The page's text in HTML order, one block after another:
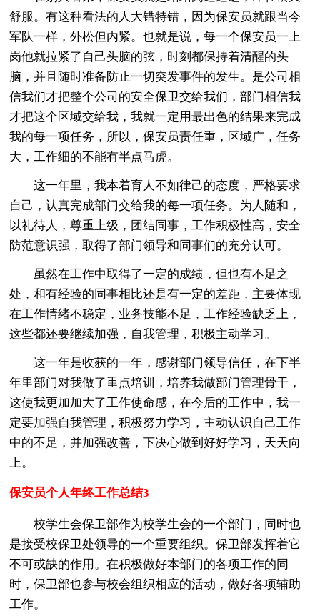
舒服。有这种看法的人大错特错，因为保安员就跟当今
军队一样，外松但内紧。也就是说，每一个保安员一上
岗他就拉紧了自己头脑的弦，时刻都保持着清醒的头
脑，并且随时准备防止一切突发事件的发生。是公司相
信我们才把整个公司的安全保卫交给我们，部门相信我
才把这个区域交给我，我就一定用最出色的结果来完成
我的每一项任务，所以，保安员责任重，区域广，任务
大，工作细的不能有半点马虎。
这一年里，我本着育人不如律己的态度，严格要求
自己，认真完成部门交给我的每一项任务。为人随和，
以礼待人，尊重上级，团结同事，工作积极性高，安全
防范意识强，取得了部门领导和同事们的充分认可。
虽然在工作中取得了一定的成绩，但也有不足之
处，和有经验的同事相比还是有一定的差距，主要体现
在工作情绪不稳定，业务技能不足，工作经验缺乏上，
这些都还要继续加强，自我管理，积极主动学习。
这一年是收获的一年，感谢部门领导信任，在下半
年里部门对我做了重点培训，培养我做部门管理骨干，
这使我更加加大了工作使命感，在今后的工作中，我一
定要加强自我管理，积极努力学习，主动认识自己工作
中的不足，并加强改善，下决心做到好好学习，天天向
上。
保安员个人年终工作总结3
校学生会保卫部作为校学生会的一个部门，同时也
是接受校保卫处领导的一个重要组织。保卫部发挥着它
不可或缺的作用。在积极做好本部门的各项工作的同
时，保卫部也参与校会组织相应的活动，做好各项辅助
工作。